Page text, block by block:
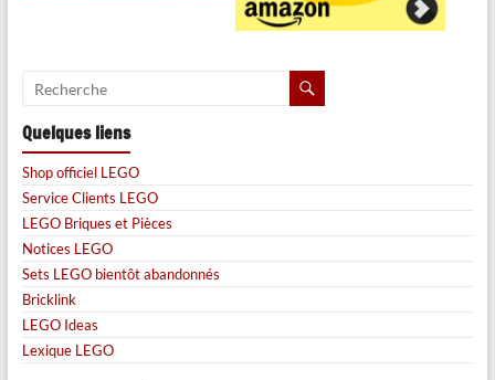
Quelques liens
Shop officiel LEGO
Service Clients LEGO
LEGO Briques et Pièces
Notices LEGO
Sets LEGO bientôt abandonnés
Bricklink
LEGO Ideas
Lexique LEGO